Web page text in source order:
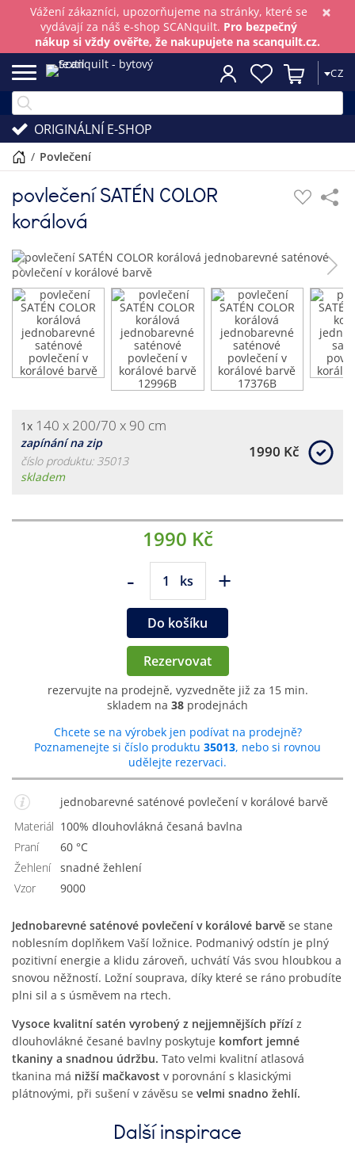
×
Vážení zákazníci, upozorňujeme na stránky, které se
vydávají za náš e-shop SCANquilt. Pro bezpečný
nákup si vždy ověřte, že nakupujete na scanquilt.cz.
CZ
ORIGINÁLNÍ E-SHOP
/ povlečení
povlečení SATÉN COLOR
korálová
1x 140 x 200/70 x 90 cm
zapínání na zip
číslo produktu: 35013
skladem
1990 Kč
1990 Kč
- ks +
Do košíku
Rezervovat
rezervujte na prodejně, vyzvedněte již za 15 min.
skladem na 38 prodejnách
Chcete se na výrobek jen podívat na prodejně?
Poznamenejte si číslo produktu 35013, nebo si rovnou
udělejte rezervaci.
jednobarevné saténové povlečení v korálové barvě
Materiál
100% dlouhovlákná česaná bavlna
Praní
60 °C
Žehlení
Snadné žehlení
Vzor
9000
Jednobarevné saténové povlečení v korálové barvě se stane
noblesním doplňkem Vaší ložnice. Podmanivý odstín je plný
pozitivní energie a klidu zároveň, uchvátí Vás svou hloubkou a
snovou něžností. Ložní souprava, díky které se ráno probudíte
plni sil a s úsměvem na rtech.
Vysoce kvalitní satén vyrobený z nejjemnějších přízí z
dlouhovlákné česané bavlny poskytuje komfort jemné
tkaniny a snadnou údržbu. Tato velmi kvalitní atlasová
tkanina má nižší mačkavost v porovnání s klasickými
plátnovými, při sušení v závěsu se velmi snadno žehlí.
Další inspirace